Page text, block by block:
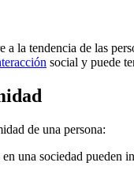
la tendencia de las
social y puede
de una persona:
una sociedad pueden